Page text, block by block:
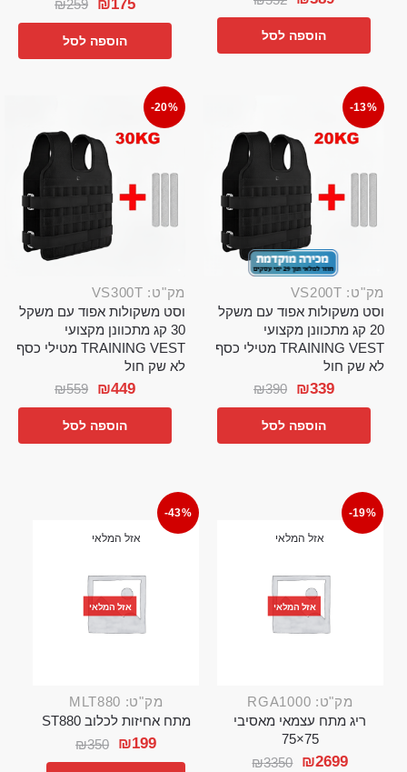
הוספה לסל
₪259 ₪175
הוספה לסל
-13%
מק"ט: VS200T
וסט משקולות אפוד עם משקל
20 קג מתכוונן מקצועי
TRAINING VEST מטילי כסף
לא שק חול
₪390 ₪339
הוספה לסל
-20%
מק"ט: VS300T
וסט משקולות אפוד עם משקל
30 קג מתכוונן מקצועי
TRAINING VEST מטילי כסף
לא שק חול
₪559 ₪449
הוספה לסל
-19%
אזל המלאי
אזל המלאי
מק"ט: RGA1000
ריג מתח עצמאי מאסיבי
75×75
₪3350 ₪2699
-43%
אזל המלאי
אזל המלאי
מק"ט: MLT880
מתח אחיזות לכלוב ST880
₪350 ₪199